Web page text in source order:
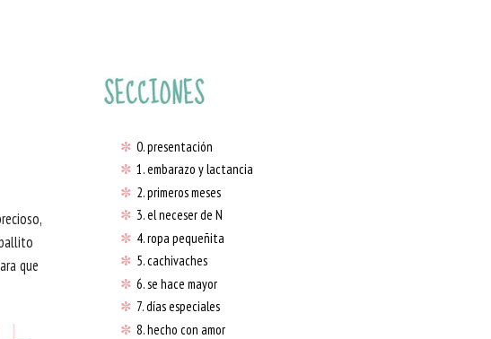
que
✼ 0. presentación
✼ 1. embarazo y lactancia
✼ 2. primeros meses
✼ 3. el neceser de N
✼ 4. ropa pequeñita
✼ 5. cachivaches
✼ 6. se hace mayor
✼ 7. días especiales
✼ 8. hecho con amor